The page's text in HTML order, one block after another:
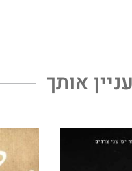
אותך